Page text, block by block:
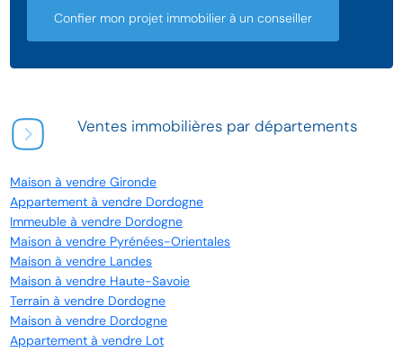
Confier mon projet immobilier à un conseiller
Ventes immobilières par départements
Maison à vendre Gironde
Appartement à vendre Dordogne
Immeuble à vendre Dordogne
Maison à vendre Pyrénées-Orientales
Maison à vendre Landes
Maison à vendre Haute-Savoie
Terrain à vendre Dordogne
Maison à vendre Dordogne
Appartement à vendre Lot